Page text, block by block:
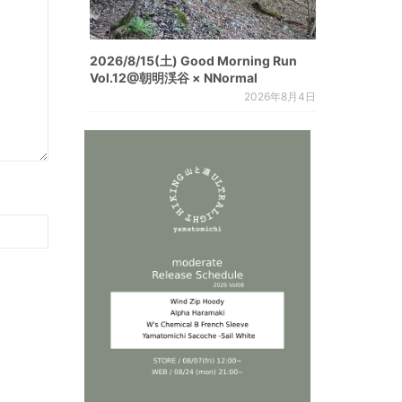
2026/8/15(土) Good Morning Run
Vol.12@朝明渓谷 × NNormal
2026年8月4日